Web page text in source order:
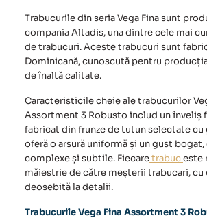
Trabucurile din seriaVega Finasunt
compania Altadis, una dintre cele mai
de trabucuri. Aceste trabucuri sunt
Dominicană, cunoscută pentru
de înaltă calitate.
Caracteristicile cheie ale trabucurilor
Assortment 3 Robusto includ un înveliș
fabricat din frunze de tutun selectate cu
oferă o arsură uniformă și un gust bogat,
complexe și subtile. Fiecaretrabuc este
măiestrie de către meșterii trabucari, cu
deosebită la detalii.
Trabucurile Vega Fina Assortment 3